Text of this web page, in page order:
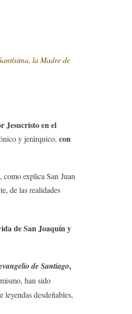
la Madre de
Jesucristo en el
y jerárquico,con
, como explica San Juan
de las realidades
de San Joaquín y
de Santiago,
han sido
desdeñables,